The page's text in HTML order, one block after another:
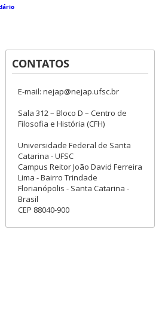
CONTATOS
E-mail: nejap@nejap.ufsc.br
Sala 312 – Bloco D – Centro de
Filosofia e História (CFH)
Universidade Federal de Santa
Catarina - UFSC
Campus Reitor João David Ferreira
Lima - Bairro Trindade
Florianópolis - Santa Catarina -
Brasil
CEP 88040-900